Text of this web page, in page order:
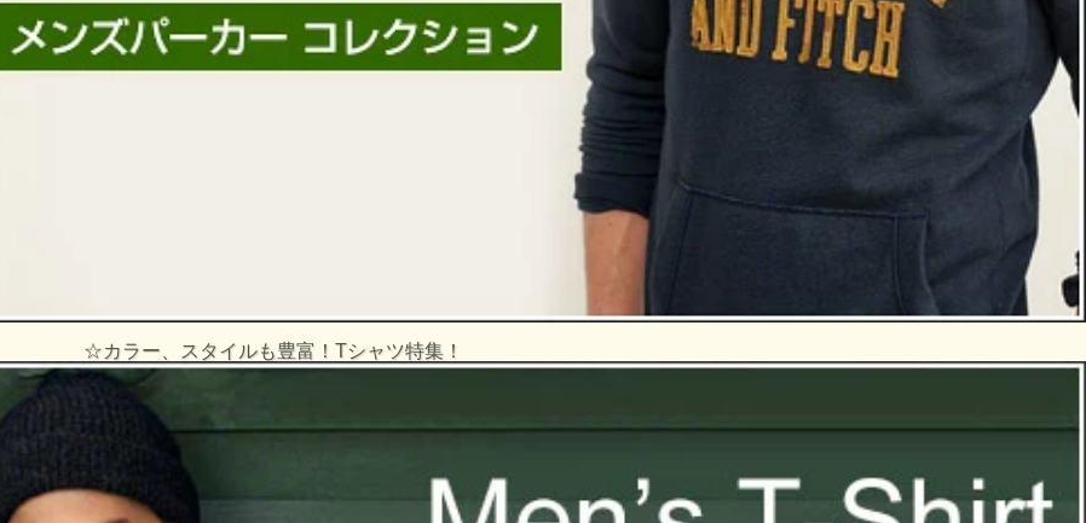
☆カラー、スタイルも豊富！Tシャツ特集！